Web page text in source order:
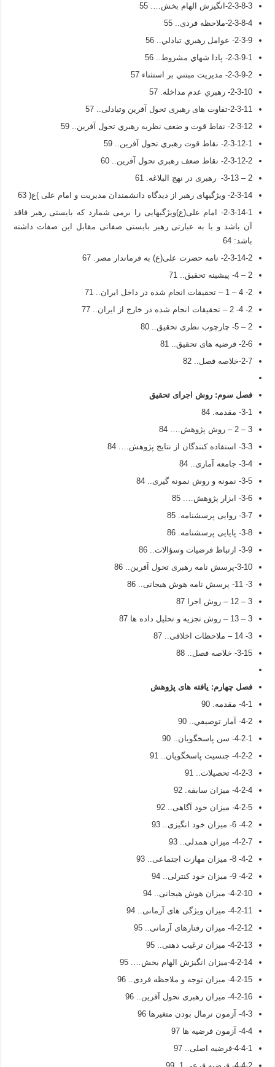
2-3-8-3-انگیزش الهام بخش…. 55
2-3-8-4-ملاحظه فردی.. 55
2-3-9- عوامل رهبري تبادلي.. 56
2-3-9-1- پادا شهاي مشروط.. 56
2-3-9-2- مديريت مبتني بر استثناء 57
2-3-10- رهبري عدم مداخله. 57
2-3-11-تفاوت های رهبری تحول آفرین وتبادلی.. 57
2-3-12- نقاط قوت و ضعف نظريه رهبري تحول آفرين.. 59
2-3-12-1- نقاط قوت رهبري تحول آفرين.. 59
2-3-12-2- نقاط ضعف رهبري تحول آفرين.. 60
2 – 3-13- رهبری در نهج البلاغه. 61
2-3-14- ویژگیهای رهبر از دیدگاه دانشمندان مدیریت و امام علی )ع( 63
2-3-14-1- امام علی(ع)ویژگیهایی را برمی شمارد كه بایستی رهبر فاقد
آن باشد و یا به عبارتی رهبر بایستی صفاتی مقابل این صفات داشته
باشد: 64
2-3-14-2- نامه حضرت علی(ع) به فرماندار مصر. 67
2 – 4- پیشینه تحقیق.. 71
2- 4 – 1 – تحقیقات انجام شده در داخل ایران.. 71
2- 4- 2 – تحقیقات انجام شده در خارج از ایران.. 77
2 – 5- چارچوب نظری تحقیق.. 80
2-6- فرضیه های تحقیق.. 81
2-7-خلاصه فصل.. 82
فصل سوم: روش اجرای تحقیق
3-1- مقدمه. 84
3 – 2 – روش پژوهش…. 84
3-3- استفاده کنندگان از نتایج پژوهش…. 84
3-4- جامعه آماری.. 84
3-5- نمونه و روش نمونه گیری.. 84
3-6- ابزار پژوهش…. 85
3-7- روایی پرسشنامه. 85
3-8- پایایی پرسشنامه. 86
3-9- ارتباط فرضیات وسؤالات.. 86
3-10-پرسش نامه رهبری تحول آفرین.. 86
3- 11- پرسش نامه هوش هیجانی.. 86
3 – 12 – روش اجرا 87
3 – 13 – روش تجزیه و تحلیل داده ها 87
3- 14 – ملاحظات اخلاقی.. 87
3-15- خلاصه فصل.. 88
فصل چهارم: یافته های پژوهش
4-1- مقدمه. 90
4-2- آمار توصيفي.. 90
4-2-1- سن پاسخگويان.. 90
4-2-2- جنسيت پاسخگويان.. 91
4-2-3- تحصيلات.. 91
4-2-4- ميزان سابقه. 92
4-2-5- میزان خود آگاهی.. 92
4-2- 6- میزان خود انگیزی.. 93
4-2-7- میزان همدلی.. 93
4-2- 8- میزان مهارت اجتماعی.. 93
4-2- 9- میزان خود کنترلی.. 94
4-2-10- میزان هوش هیجانی.. 94
4-2-11- میزان ویژگی های آرمانی.. 94
4-2-12- میزان رفتارهای آرمانی.. 95
4-2-13- میزان ترغیب ذهنی.. 95
4-2-14-میزان انگیزش الهام بخش…. 95
4-2-15- میزان توجه و ملاحظه فردی.. 96
4-2-16- میزان رهبری تحول آفرین.. 96
4-3- آزمون نرمال بودن متغيرها 96
4-4- آزمون فرضيه ها 97
4-4-1-فرضيه اصلی.. 97